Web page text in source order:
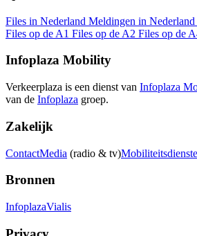
Files in Nederland Meldingen in Nederland
Files op de A1 Files op de A2 Files op de
Infoplaza Mobility
Verkeerplaza is een dienst van Infoplaza
van de Infoplaza groep.
Zakelijk
ContactMedia (radio & tv)
Bronnen
InfoplazaVialis